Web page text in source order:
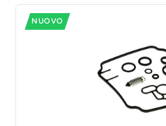
NUOVO